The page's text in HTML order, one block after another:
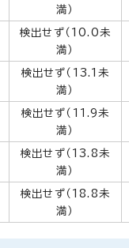
満）
検出せず（10.0未
満）
検出せず（13.1未
満）
検出せず（11.9未
満）
検出せず（13.8未
満）
検出せず（18.8未
満）